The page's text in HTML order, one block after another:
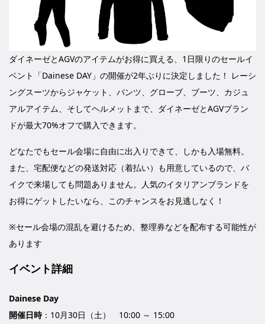
ダイネーゼとAGVのアイテムがお得に買える、1日限りのセールイ
ベント「Dainese DAY」の開催が2年ぶりに決定しました！ レーシ
ングスーツからジャケット、パンツ、グローブ、ブーツ、カジュ
アルアイテム、そしてヘルメットまで、ダイネーゼとAGVブラン
ドが最大70%オフで購入できます。
どなたでもセール会場に自由に出入りできて、しかも入場無料。
また、宅配便などの発送対応（着払い）も用意しているので、バ
イクで来場しても問題ありません。人気のイタリアンブランドを
お得にゲットしたいなら、このチャンスをお見逃しなく！
※セール会場の混乱を避けるため、整理券などを配布する可能性が
あります
イベント詳細
Dainese Day
開催日時：10月30日（土） 10:00 ～ 15:00